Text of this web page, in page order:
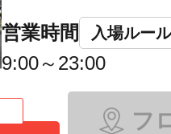
営業時間 入場ルール
9:00～23:00
フ